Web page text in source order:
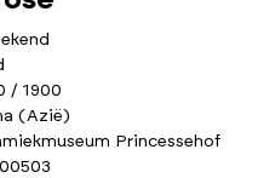
/ 1900
(Azië)
Princessehof